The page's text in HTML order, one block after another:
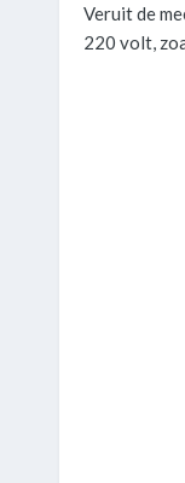
Veruit de
220 volt,